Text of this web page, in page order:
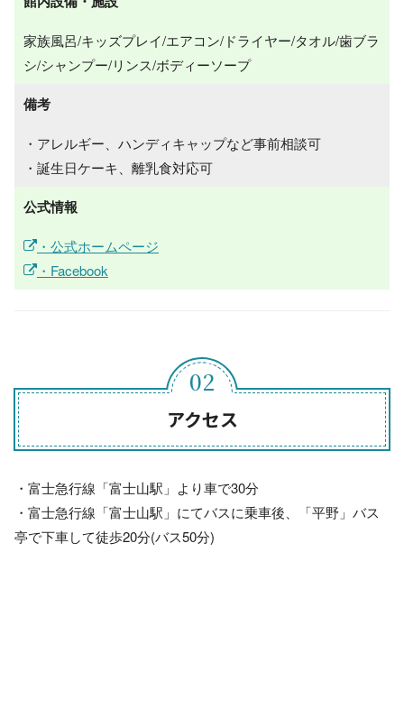
家族風呂/キッズプレイ/エアコン/ドライヤー/タオル/歯ブラ
シ/シャンプー/リンス/ボディーソープ
備考
・アレルギー、ハンディキャップなど事前相談可
・誕生日ケーキ、離乳食対応可
公式情報
・公式ホームページ
・Facebook
アクセス
・富士急行線「富士山駅」より車で30分
・富士急行線「富士山駅」にてバスに乗車後、「平野」バス
亭で下車して徒歩20分(バス50分)